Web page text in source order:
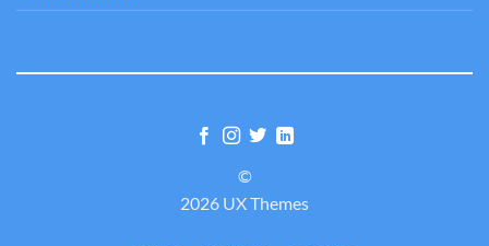
©
2026 UX Themes